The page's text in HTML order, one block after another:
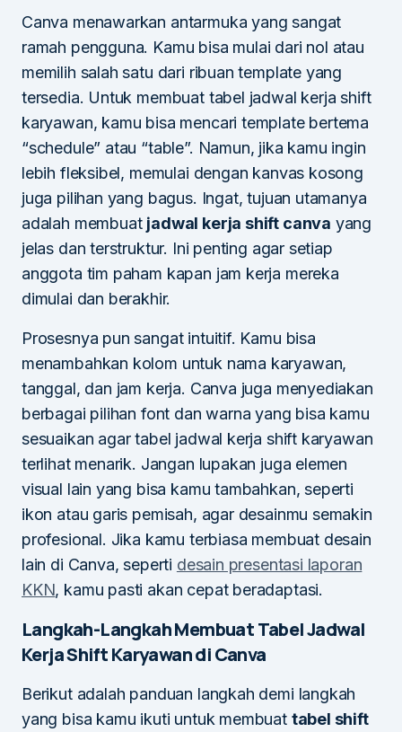
Canva menawarkan antarmuka yang sangat
ramah pengguna. Kamu bisa mulai dari nol atau
memilih salah satu dari ribuan template yang
tersedia. Untuk membuat tabel jadwal kerja shift
karyawan, kamu bisa mencari template bertema
“schedule” atau “table”. Namun, jika kamu ingin
lebih fleksibel, memulai dengan kanvas kosong
juga pilihan yang bagus. Ingat, tujuan utamanya
adalah membuat jadwal kerja shift canva yang
jelas dan terstruktur. Ini penting agar setiap
anggota tim paham kapan jam kerja mereka
dimulai dan berakhir.
Prosesnya pun sangat intuitif. Kamu bisa
menambahkan kolom untuk nama karyawan,
tanggal, dan jam kerja. Canva juga menyediakan
berbagai pilihan font dan warna yang bisa kamu
sesuaikan agar tabel jadwal kerja shift karyawan
terlihat menarik. Jangan lupakan juga elemen
visual lain yang bisa kamu tambahkan, seperti
ikon atau garis pemisah, agar desainmu semakin
profesional. Jika kamu terbiasa membuat desain
lain di Canva, seperti desain presentasi laporan
KKN, kamu pasti akan cepat beradaptasi.
Langkah-Langkah Membuat Tabel Jadwal
Kerja Shift Karyawan di Canva
Berikut adalah panduan langkah demi langkah
yang bisa kamu ikuti untuk membuat tabel shift